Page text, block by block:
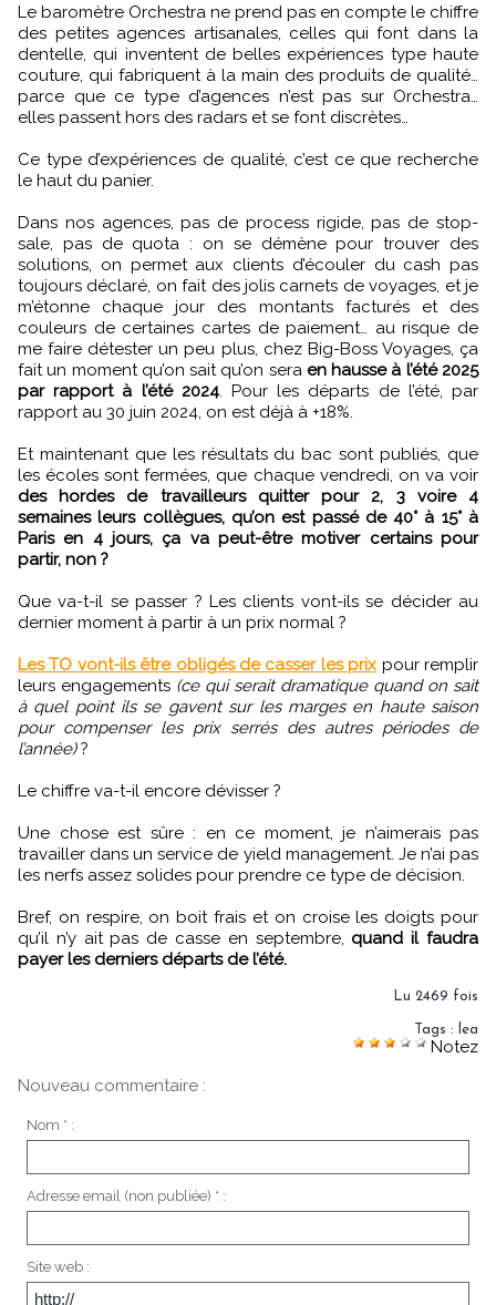
Le baromètre Orchestra ne prend pas en compte le chiffre
des petites agences artisanales, celles qui font dans la
dentelle, qui inventent de belles expériences type haute
couture, qui fabriquent à la main des produits de qualité…
parce que ce type d’agences n’est pas sur Orchestra…
elles passent hors des radars et se font discrètes…
Ce type d’expériences de qualité, c’est ce que recherche
le haut du panier.
Dans nos agences, pas de process rigide, pas de stop-
sale, pas de quota : on se démène pour trouver des
solutions, on permet aux clients d’écouler du cash pas
toujours déclaré, on fait des jolis carnets de voyages, et je
m’étonne chaque jour des montants facturés et des
couleurs de certaines cartes de paiement… au risque de
me faire détester un peu plus, chez Big-Boss Voyages, ça
fait un moment qu’on sait qu’on sera en hausse à l’été 2025
par rapport à l’été 2024. Pour les départs de l’été, par
rapport au 30 juin 2024, on est déjà à +18%.
Et maintenant que les résultats du bac sont publiés, que
les écoles sont fermées, que chaque vendredi, on va voir
des hordes de travailleurs quitter pour 2, 3 voire 4
semaines leurs collègues, qu’on est passé de 40° à 15° à
Paris en 4 jours, ça va peut-être motiver certains pour
partir, non ?
Que va-t-il se passer ? Les clients vont-ils se décider au
dernier moment à partir à un prix normal ?
Les TO vont-ils être obligés de casser les prix pour remplir
leurs engagements (ce qui serait dramatique quand on sait
à quel point ils se gavent sur les marges en haute saison
pour compenser les prix serrés des autres périodes de
l’année)?
Le chiffre va-t-il encore dévisser ?
Une chose est sûre : en ce moment, je n’aimerais pas
travailler dans un service de yield management. Je n’ai pas
les nerfs assez solides pour prendre ce type de décision.
Bref, on respire, on boit frais et on croise les doigts pour
qu’il n’y ait pas de casse en septembre, quand il faudra
payer les derniers départs de l’été.
Lu 2469 fois
Tags : lea
Notez
Nouveau commentaire :
Nom * :
Adresse email (non publiée) * :
Site web :